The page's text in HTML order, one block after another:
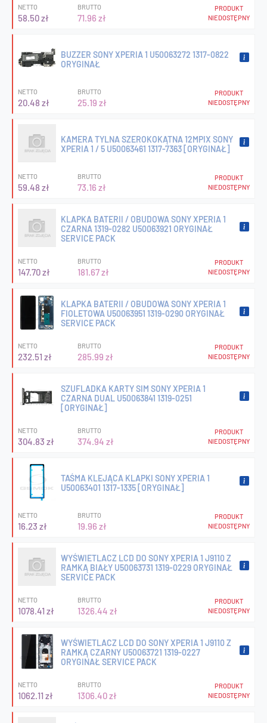
NETTO
58.50 zł
BRUTTO
71.96 zł
PRODUKT
NIEDOSTĘPNY
BUZZER SONY XPERIA 1 U50063272 1317-0822
ORYGINAŁ
NETTO
20.48 zł
BRUTTO
25.19 zł
PRODUKT
NIEDOSTĘPNY
KAMERA TYLNA SZEROKOKĄTNA 12MPIX SONY
XPERIA 1 / 5 U50063461 1317-7363 [ORYGINAŁ]
NETTO
59.48 zł
BRUTTO
73.16 zł
PRODUKT
NIEDOSTĘPNY
KLAPKA BATERII / OBUDOWA SONY XPERIA 1
CZARNA 1319-0282 U50063921 ORYGINAŁ
SERVICE PACK
NETTO
147.70 zł
BRUTTO
181.67 zł
PRODUKT
NIEDOSTĘPNY
KLAPKA BATERII / OBUDOWA SONY XPERIA 1
FIOLETOWA U50063951 1319-0290 ORYGINAŁ
SERVICE PACK
NETTO
232.51 zł
BRUTTO
285.99 zł
PRODUKT
NIEDOSTĘPNY
SZUFLADKA KARTY SIM SONY XPERIA 1
CZARNA DUAL U50063841 1319-0251
[ORYGINAŁ]
NETTO
304.83 zł
BRUTTO
374.94 zł
PRODUKT
NIEDOSTĘPNY
TAŚMA KLEJĄCA KLAPKI SONY XPERIA 1
U50063401 1317-1335 [ORYGINAŁ]
NETTO
16.23 zł
BRUTTO
19.96 zł
PRODUKT
NIEDOSTĘPNY
WYŚWIETLACZ LCD DO SONY XPERIA 1 J9110 Z
RAMKĄ BIAŁY U50063731 1319-0229 ORYGINAŁ
SERVICE PACK
NETTO
1078.41 zł
BRUTTO
1326.44 zł
PRODUKT
NIEDOSTĘPNY
WYŚWIETLACZ LCD DO SONY XPERIA 1 J9110 Z
RAMKĄ CZARNY U50063721 1319-0227
ORYGINAŁ SERVICE PACK
NETTO
1062.11 zł
BRUTTO
1306.40 zł
PRODUKT
NIEDOSTĘPNY